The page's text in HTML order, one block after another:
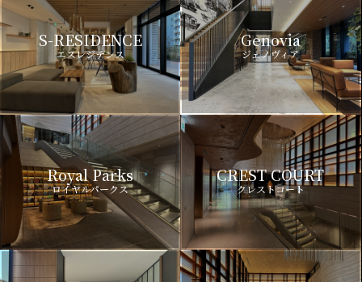
S-RESIDENCE
エスレジデンス
Genovia
ジェノヴィア
Royal Parks
ロイヤルパークス
CREST COURT
クレストコート